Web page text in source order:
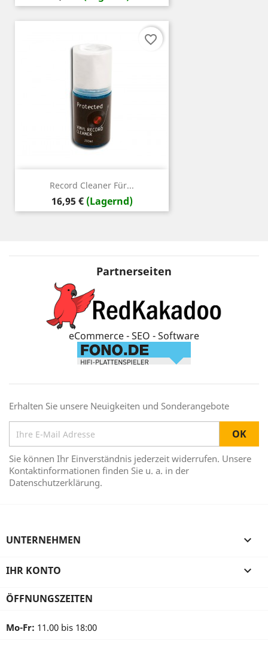
Record Cleaner Für...
Preis
16,95 € (Lagernd)
favorite_border
Partnerseiten
eCommerce - SEO - Software
Erhalten Sie unsere Neuigkeiten und Sonderangebote
Sie können Ihr Einverständnis jederzeit widerrufen. Unsere
Kontaktinformationen finden Sie u. a. in der
Datenschutzerklärung.
UNTERNEHMEN 
IHR KONTO 
ÖFFNUNGSZEITEN
Mo-Fr: 11.00 bis 18:00